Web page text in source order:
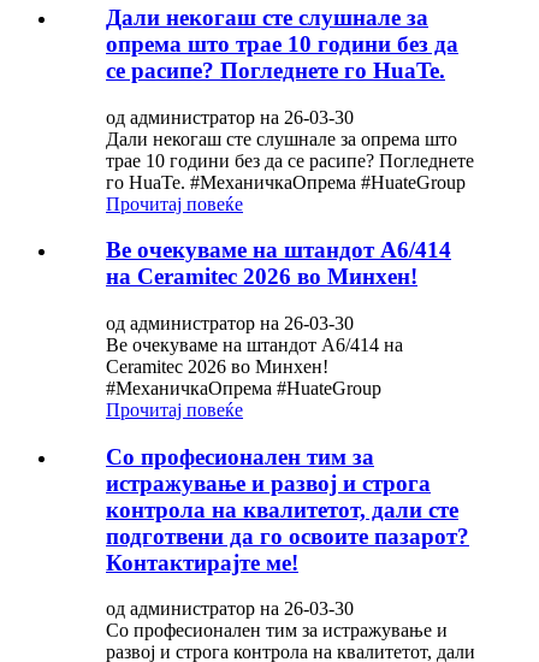
Дали некогаш сте слушнале за
опрема што трае 10 години без да
се расипе? Погледнете го HuaTe.
од администратор на 26-03-30
Дали некогаш сте слушнале за опрема што
трае 10 години без да се расипе? Погледнете
го HuaTe. #МеханичкаОпрема #HuateGroup
Прочитај повеќе
Ве очекуваме на штандот A6/414
на Ceramitec 2026 во Минхен!
од администратор на 26-03-30
Ве очекуваме на штандот A6/414 на
Ceramitec 2026 во Минхен!
#МеханичкаОпрема #HuateGroup
Прочитај повеќе
Со професионален тим за
истражување и развој и строга
контрола на квалитетот, дали сте
подготвени да го освоите пазарот?
Контактирајте ме!
од администратор на 26-03-30
Со професионален тим за истражување и
развој и строга контрола на квалитетот, дали